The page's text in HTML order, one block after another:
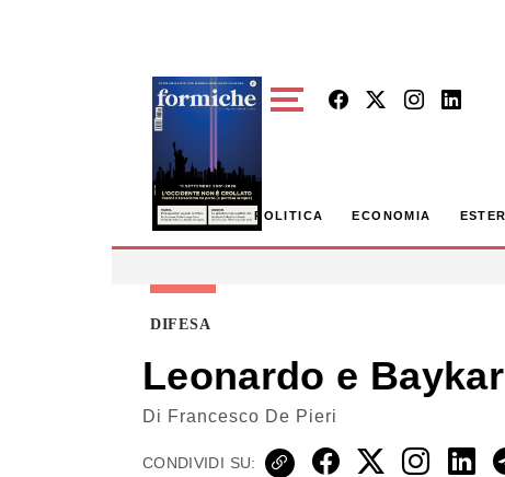
POLITICA ECONOMIA ESTERI
DIFESA
Leonardo e
Di Francesco De Pieri
CONDIVIDI SU: